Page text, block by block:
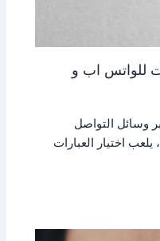
للواتس اب و
وسائل التواصل
اختيار العبارات